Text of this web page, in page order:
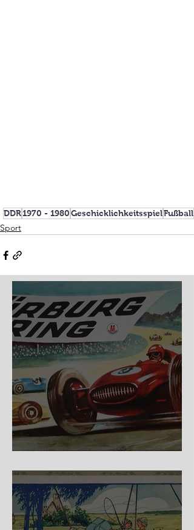
DDR1970 - 1980GeschicklichkeitsspielFußball
Sport